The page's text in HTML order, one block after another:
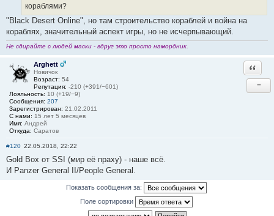
кораблями?
"Black Desert Online", но там строительство кораблей и война на
кораблях, значительный аспект игры, но не исчерпывающий.
Не сдирайте с людей маски - вдруг это просто намордник.
Arghett
Новичок
Возраст: 54
Репутация: -210 (+391/−601)
Лояльность: 10 (+19/−9)
Сообщения: 207
Зарегистрирован: 21.02.2011
С нами: 15 лет 5 месяцев
Имя: Андрей
Откуда: Саратов
−
#120 22.05.2018, 22:22
Gold Box от SSI (мир её праху) - наше всё.
И Panzer General II/People General.
Показать сообщения за:
Поле сортировки